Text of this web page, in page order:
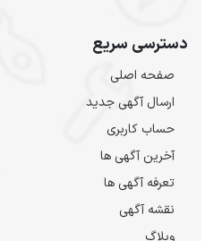
دسترسی سریع
صفحه اصلی
ارسال‌ آگهی جدید
حساب کاربری
آخرین آگهی ها
تعرفه آگهی ها
نقشه آگهی
وبلاگ